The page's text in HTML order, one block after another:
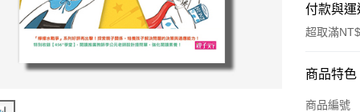
付款與
超取滿
付款方式
信用卡一
商品特色
商品編號